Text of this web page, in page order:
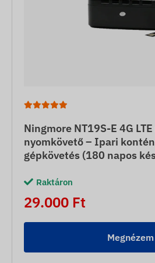
Ningmore NT19S-E 4G
nyomkövető – Ipari
gépkövetés (180 napos
Raktáron
29.000 Ft
Megnézem